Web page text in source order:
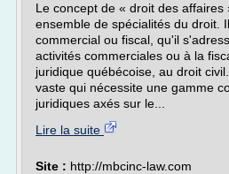
Le concept de « droit des affaires
ensemble de spécialités du droit.
commercial ou fiscal, qu'il
activités commerciales ou à la
juridique québécoise, au droit
vaste qui nécessite une gamme
juridiques axés sur le...
Lire la suite
Site : http://mbcinc-law.com